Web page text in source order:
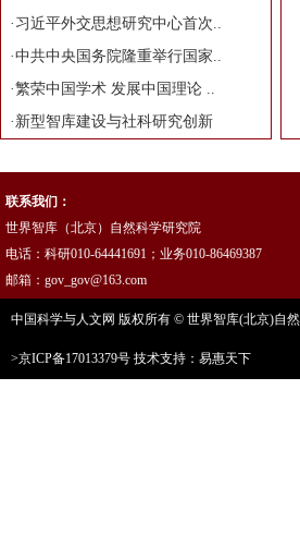
· 习近平外交思想研究中心首次..
·中共中央国务院隆重举行国家..
·繁荣中国学术 发展中国理论 ..
· 新型智库建设与社科研究创新
联系我们：
世界智库（北京）自然科学研究院
电话：科研010-64441691；业务010-86469387
邮箱：gov_gov@163.com
中国科学与人文网 版权所有 © 世界智库(北京)自
>京ICP备17013379号 技术支持：易惠天下